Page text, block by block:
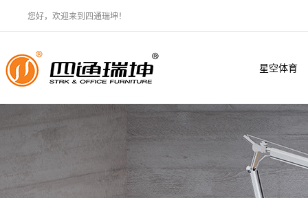
您好，欢迎来到四通瑞坤！
星空体育
·（中国）